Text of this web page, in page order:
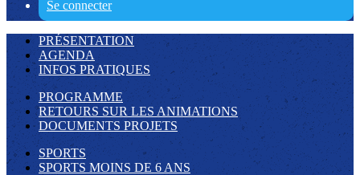
Se connecter
PRÉSENTATION
AGENDA
INFOS PRATIQUES
PROGRAMME
RETOURS SUR LES ANIMATIONS
DOCUMENTS PROJETS
SPORTS
SPORTS MOINS DE 6 ANS